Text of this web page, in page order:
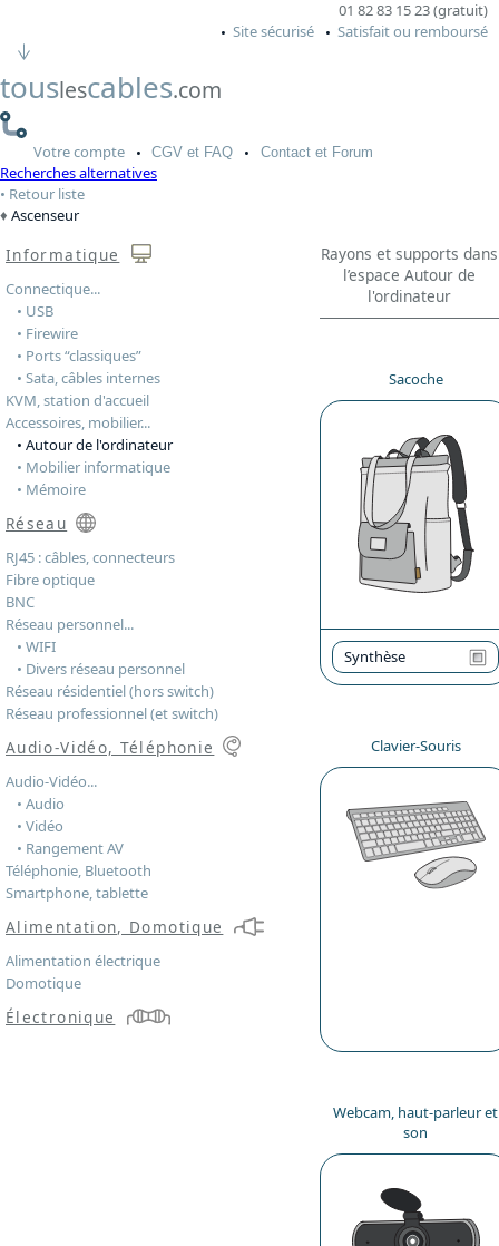
01 82 83 15 23 (gratuit)
Site sécurisé
Satisfait ou remboursé
touslescables.com
Votrecompte CGV et FAQ Contactet Forum
Recherches alternatives
Retour liste
Ascenseur
Rayons et supports dans
l’espace Autour de
l'ordinateur
Sacoche
Synthèse
Clavier-Souris
Webcam, haut-parleur et
son
Informatique
Connectique...
• USB
• Firewire
• Ports “classiques”
• Sata, câbles internes
KVM, station d'accueil
Accessoires, mobilier...
• Autour de l'ordinateur
• Mobilier informatique
• Mémoire
Réseau
RJ45 : câbles, connecteurs
Fibre optique
BNC
Réseau personnel...
• WIFI
• Divers réseau personnel
Réseau résidentiel (hors switch)
Réseau professionnel (et switch)
Audio-Vidéo, Téléphonie
Audio-Vidéo...
• Audio
• Vidéo
• Rangement AV
Téléphonie, Bluetooth
Smartphone, tablette
Alimentation, Domotique
Alimentation électrique
Domotique
Électronique